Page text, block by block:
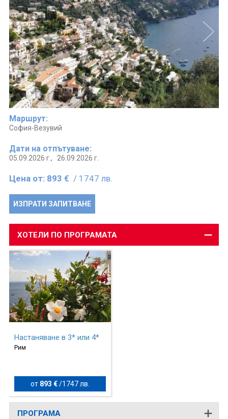
0700 18 308 Запитване
Маршрут:
София-Везувий
Дати на отпътуване:
05.09.2026 г., 26.09.2026 г.
Цена от: 893 € / 1747 лв.
ИЗПРАТИ ЗАПИТВАНЕ
ХОТЕЛИ ПО ПРОГРАМАТА
Настаняване в 3* или 4*
Рим
от 893 € / 1747 лв.
ПРОГРАМА